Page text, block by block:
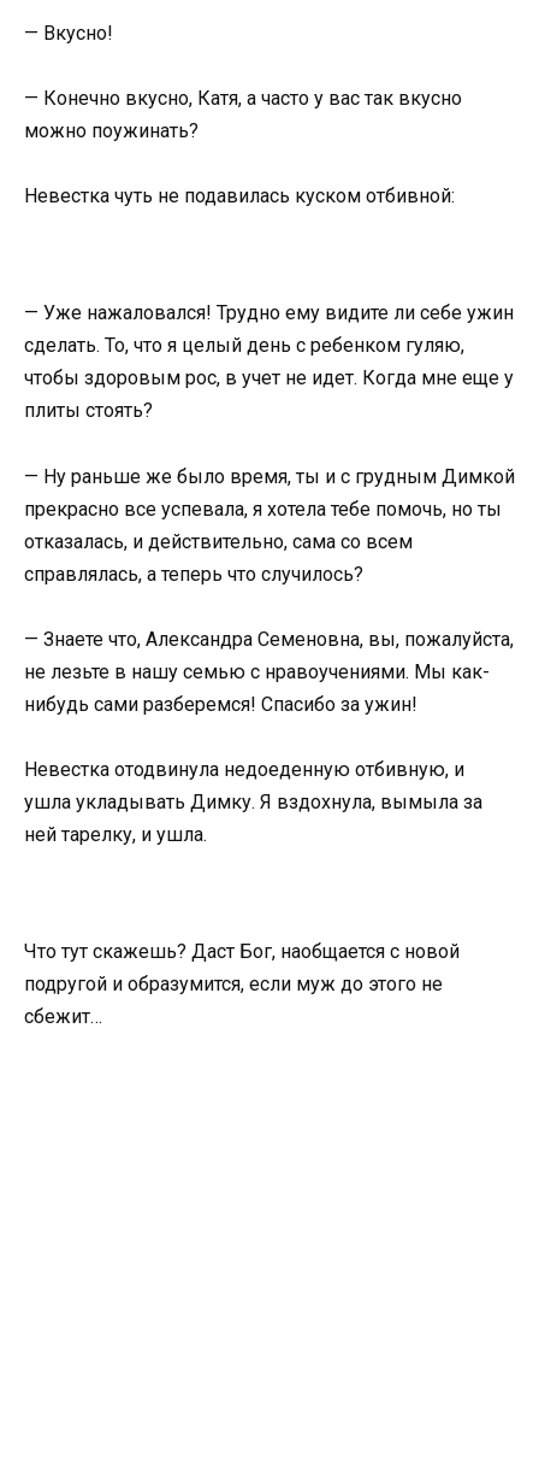
— Вкусно!
— Конечно вкусно, Катя, а часто у вас так вкусно
можно поужинать?
Невестка чуть не подавилась куском отбивной:
— Уже нажаловался! Трудно ему видите ли себе ужин
сделать. То, что я целый день с ребенком гуляю,
чтобы здоровым рос, в учет не идет. Когда мне еще у
плиты стоять?
— Ну раньше же было время, ты и с грудным Димкой
прекрасно все успевала, я хотела тебе помочь, но ты
отказалась, и действительно, сама со всем
справлялась, а теперь что случилось?
— Знаете что, Александра Семеновна, вы, пожалуйста,
не лезьте в нашу семью с нравоучениями. Мы как-
нибудь сами разберемся! Спасибо за ужин!
Невестка отодвинула недоеденную отбивную, и
ушла укладывать Димку. Я вздохнула, вымыла за
ней тарелку, и ушла.
Что тут скажешь? Даст Бог, наобщается с новой
подругой и образумится, если муж до этого не
сбежит…